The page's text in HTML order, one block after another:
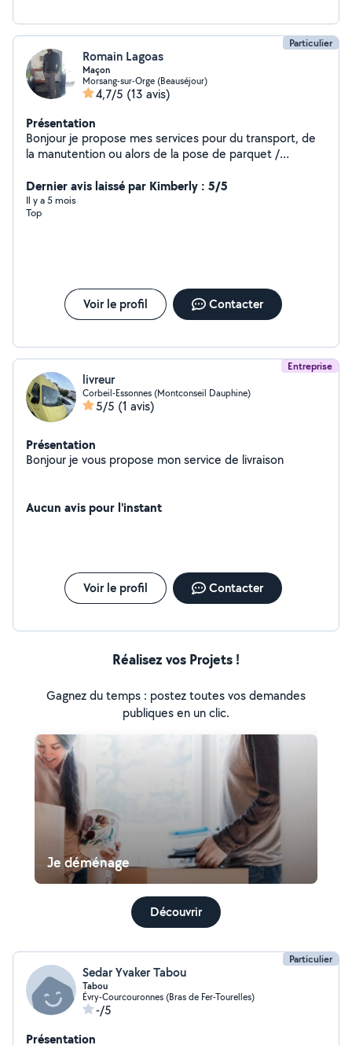
Particulier
Romain Lagoas
Maçon
Morsang-sur-Orge (Beauséjour)
4,7/5 (13 avis)
Présentation
Bonjour je propose mes services pour du transport, de
la manutention ou alors de la pose de parquet /
Dernier avis laissé par Kimberly : 5/5
Il y a 5 mois
Top
Voir le profil Contacter
Entreprise
livreur
Corbeil-Essonnes (Montconseil Dauphine)
5/5 (1 avis)
Présentation
Bonjour je vous propose mon service de livraison
Aucun avis pour l'instant
Voir le profil Contacter
Réalisez vos Projets !
Gagnez du temps : postez toutes vos demandes
publiques en un clic.
Je déménage
Découvrir
Particulier
Sedar Yvaker Tabou
Tabou
Évry-Courcouronnes (Bras de Fer-Tourelles)
-/5
Présentation